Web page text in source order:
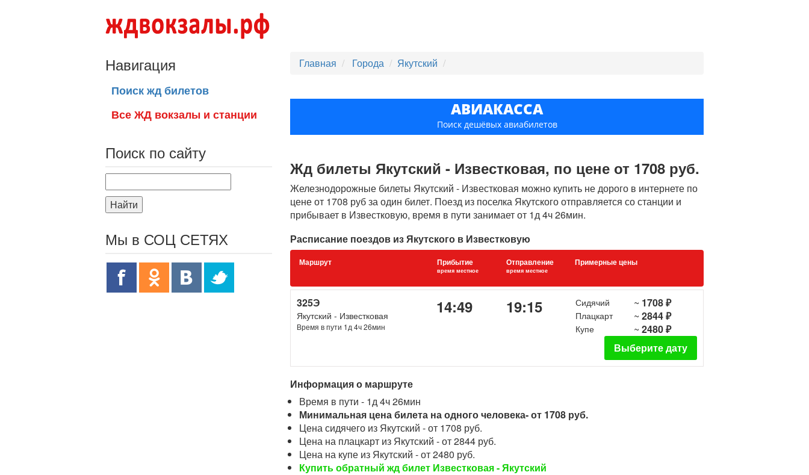
Главная Города Якутский
АВИАКАССА
Поиск дешёвых авиабилетов
Жд билеты Якутский - Известковая, по цене от 1708 руб.
Железнодорожные билеты Якутский - Известковая можно купить не дорого в интернете по
цене от 1708 руб за один билет. Поезд из поселка Якутского отправляется со станции и
прибывает в Известковую, время в пути занимает от 1д 4ч 26мин.
Расписание поездов из Якутского в Известковую
Маршрут Прибытие
время местное
Отправление
время местное
Примерные цены
325Э
Якутский - Известковая
Время в пути 1д 4ч 26мин
14:49 19:15 Сидячий ~ 1708 ₽
Плацкарт ~ 2844 ₽
Купе ~ 2480 ₽
Выберите дату
Информация о маршруте
Время в пути - 1д 4ч 26мин
Минимальная цена билета на одного человека- от 1708 руб.
Цена сидячего из Якутский - от 1708 руб.
Цена на плацкарт из Якутский - от 2844 руб.
Цена на купе из Якутский - от 2480 руб.
Купить обратный жд билет Известковая - Якутский
Навигация
Поиск жд билетов
Все ЖД вокзалы и станции
Поиск по сайту
Найти
Мы в СОЦ СЕТЯХ